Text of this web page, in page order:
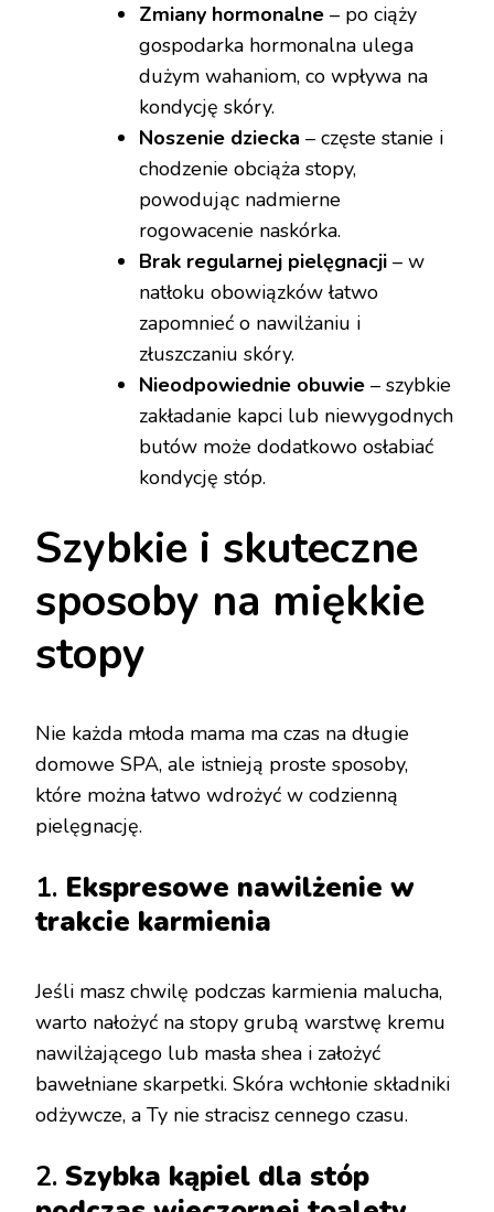
Zmiany hormonalne – po ciąży
gospodarka hormonalna ulega
dużym wahaniom, co wpływa na
kondycję skóry.
Noszenie dziecka – częste stanie i
chodzenie obciąża stopy,
powodując nadmierne
rogowacenie naskórka.
Brak regularnej pielęgnacji – w
natłoku obowiązków łatwo
zapomnieć o nawilżaniu i
złuszczaniu skóry.
Nieodpowiednie obuwie – szybkie
zakładanie kapci lub niewygodnych
butów może dodatkowo osłabiać
kondycję stóp.
Szybkie i skuteczne
sposoby na miękkie
stopy
Nie każda młoda mama ma czas na długie
domowe SPA, ale istnieją proste sposoby,
które można łatwo wdrożyć w codzienną
pielęgnację.
1. Ekspresowe nawilżenie w
trakcie karmienia
Jeśli masz chwilę podczas karmienia malucha,
warto nałożyć na stopy grubą warstwę kremu
nawilżającego lub masła shea i założyć
bawełniane skarpetki. Skóra wchłonie składniki
odżywcze, a Ty nie stracisz cennego czasu.
2. Szybka kąpiel dla stóp